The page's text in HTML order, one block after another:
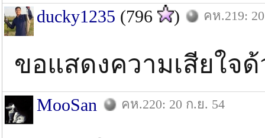
ducky1235 (796 ) คห.219:
ขอแสดงความเสียใจ
MooSan คห.220: 20 ก.ย. 54